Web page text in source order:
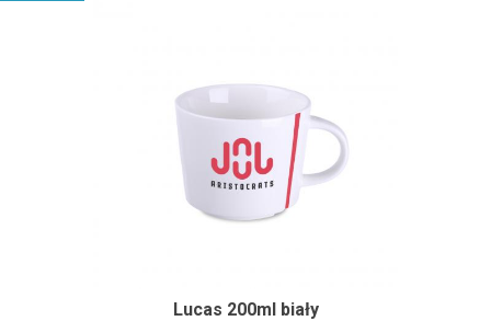
Lucas 200ml biały